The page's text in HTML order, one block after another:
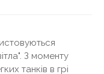
З моменту
танків в грі